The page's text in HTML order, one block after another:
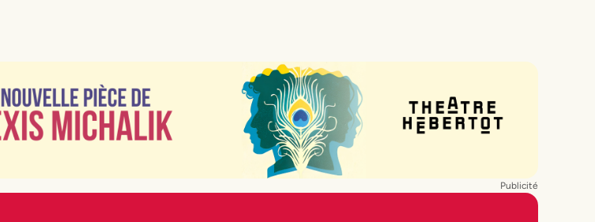
(15h, 16h, 17h) pour les familles ou les amateurs de sieste post-
de 19h ou 20h, souvent un peu plus tôt que la semaine. Idéal pour finir le
avec les enfants ?
Publicité